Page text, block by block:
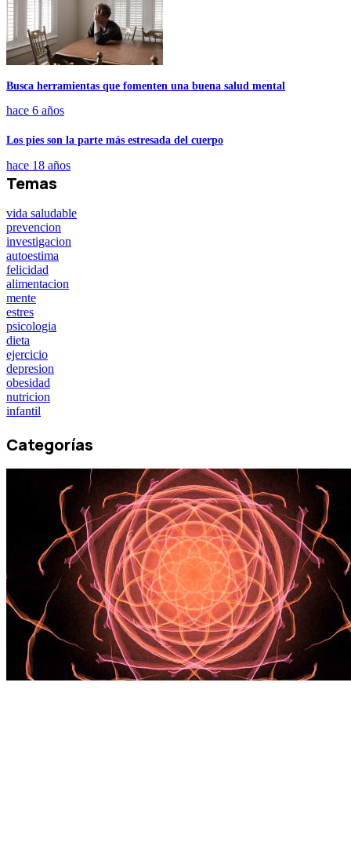
Busca herramientas que fomenten una buena salud mental
hace 6 años
Los pies son la parte más estresada del cuerpo
hace 18 años
Temas
vida saludable
prevencion
investigacion
autoestima
felicidad
alimentacion
mente
estres
psicologia
dieta
ejercicio
depresion
obesidad
nutricion
infantil
Categorías